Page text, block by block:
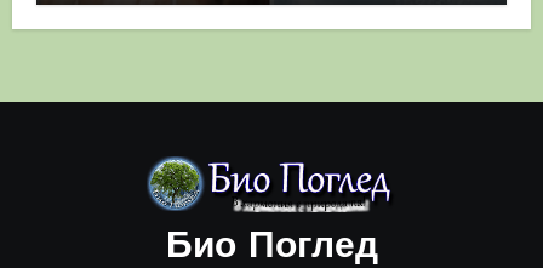
Био Поглед